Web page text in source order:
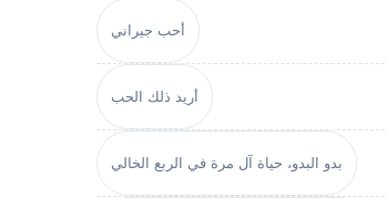
أحب جيراني
أريد ذلك الحب
بدو البدو، حياة آل مرة في الربع الخالي